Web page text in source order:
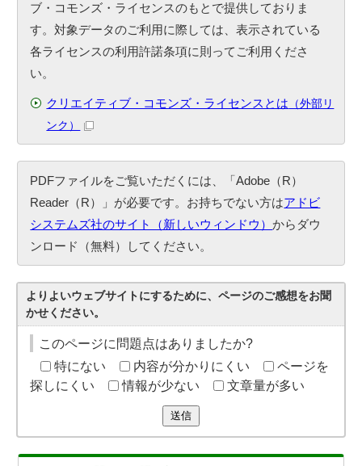
ブ・コモンズ・ライセンスのもとで提供しておりま
す。対象データのご利用に際しては、表示されている
各ライセンスの利用許諾条項に則ってご利用くださ
い。
クリエイティブ・コモンズ・ライセンスとは （外部リ
ンク）
PDFファイルをご覧いただくには、「Adobe（R）
Reader（R）」が必要です。お持ちでない方はアドビ
システムズ社のサイト（新しいウィンドウ）からダウ
ンロード（無料）してください。
よりよいウェブサイトにするために、ページのご感想をお聞
かせください。
このページに問題点はありましたか?
特にない
内容が分かりにくい
ページを
探しにくい
情報が少ない 文章量が多い
送信